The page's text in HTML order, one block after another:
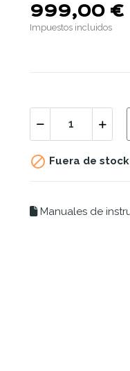
999,00 €
Impuestos incluidos
 Fuera de stock
Manuales de